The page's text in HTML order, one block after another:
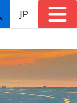
JP